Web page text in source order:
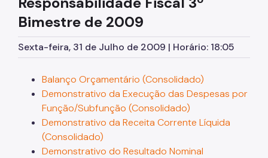
Licitações
Pagamento de Precatórios
Manuais e Orientações
Legislação
Notícias
Bimestre de 2009
Sexta-feira, 31 de Julho de 2009 | Horário: 18:05
Balanço Orçamentário (Consolidado)
Demonstrativo da Execução das Despesas por
Função/Subfunção (Consolidado)
Demonstrativo da Receita Corrente Líquida
(Consolidado)
Demonstrativo do Resultado Nominal